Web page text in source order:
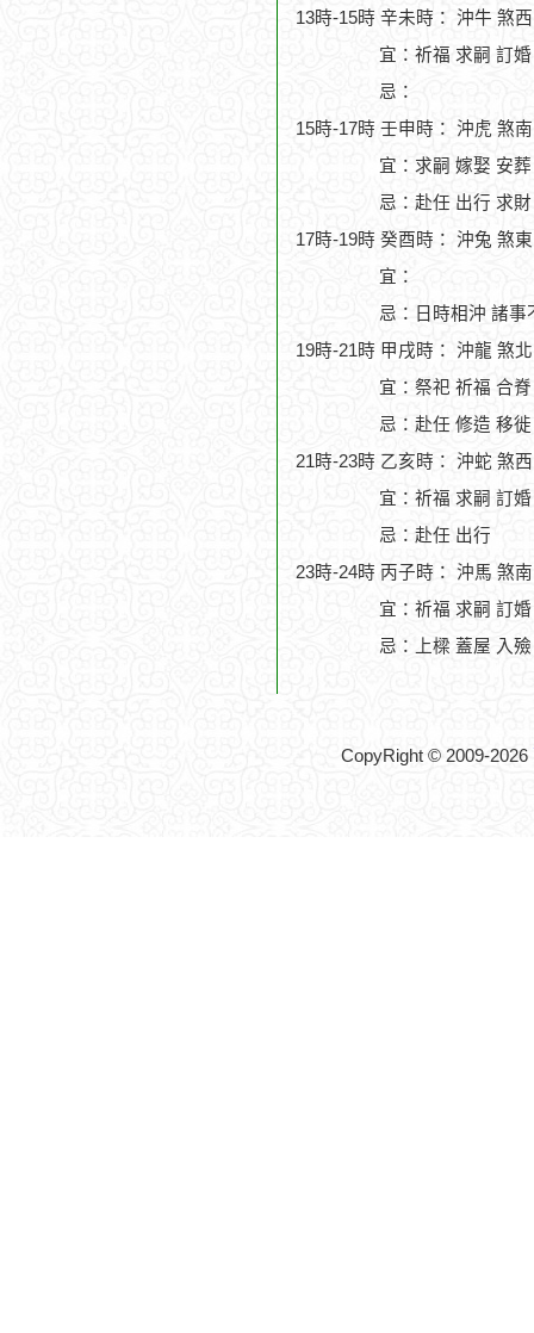
13時-15時 辛未時： 沖牛 煞
宜：祈福 求嗣 訂
忌：
15時-17時 壬申時： 沖虎 煞
宜：求嗣 嫁娶 安葬
忌：赴任 出行 求
17時-19時 癸酉時： 沖兔 煞
宜：
忌：日時相沖 諸事
19時-21時 甲戌時： 沖龍 煞
宜：祭祀 祈福 合
忌：赴任 修造 移
21時-23時 乙亥時： 沖蛇 煞
宜：祈福 求嗣 訂
忌：赴任 出行
23時-24時 丙子時： 沖馬 煞
宜：祈福 求嗣 訂
忌：上樑 蓋屋 入
CopyRight © 2009-2026